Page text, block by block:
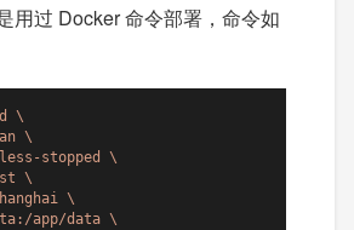
用过 Docker 命令部署，命令如
\
\
stopped \
\
\
app/data \